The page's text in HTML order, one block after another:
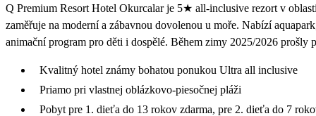
631
Q Premium Resort Hotel Okurcalar je 5★ all-inclusive rezort v
zaměřuje na moderní a zábavnou dovolenou u moře. Nabízí
animační program pro děti i dospělé. Během zimy 2025/2026 prošly
Kvalitný hotel známy bohatou ponukou Ultra all inclusive
Priamo pri vlastnej oblázkovo-piesočnej pláži
Pobyt pre 1. dieťa do 13 rokov zdarma, pre 2. dieťa do 7